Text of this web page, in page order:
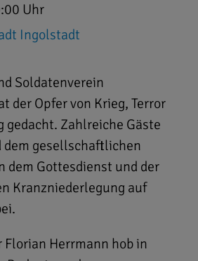
Uhr
Ingolstadt
Soldatenverein
der Opfer von Krieg, Terror
gedacht. Zahlreiche Gäste
dem gesellschaftlichen
dem Gottesdienst und der
Kranzniederlegung auf
Herrmann hob in